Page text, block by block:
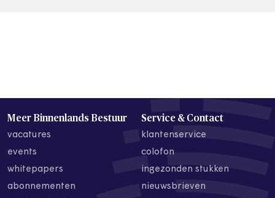
Meer Binnenlands Bestuur
vacatures
events
whitepapers
abonnementen
Service & Contact
klantenservice
colofon
ingezonden stukken
nieuwsbrieven